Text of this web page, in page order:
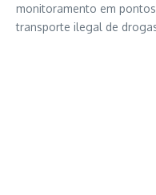
monitoramento em
transporte ilegal de